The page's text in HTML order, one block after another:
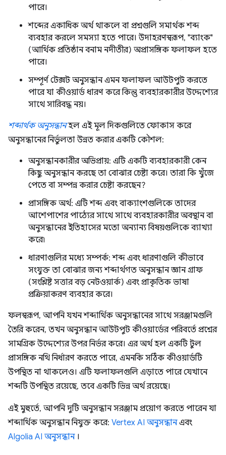
পারে।
শব্দের একাধিক অর্থ থাকলে বা প্রশ্নগুলি সমার্থক শব্দ
ব্যবহার করলে সমস্যা হতে পারে। উদাহরণস্বরূপ, "ব্যাংক"
(আর্থিক প্রতিষ্ঠান বনাম নদীতীর) অপ্রাসঙ্গিক ফলাফল হতে
পারে।
সম্পূর্ণ টেক্সট অনুসন্ধান এমন ফলাফল আউটপুট করতে
পারে যা কীওয়ার্ড ধারণ করে কিন্তু ব্যবহারকারীর উদ্দেশ্যের
সাথে সারিবদ্ধ নয়।
শব্দার্থক অনুসন্ধানহল এই মূল দিকগুলিতে ফোকাস করে
অনুসন্ধানের নির্ভুলতা উন্নত করার একটি কৌশল:
অনুসন্ধানকারীর অভিপ্রায়: এটি একটি ব্যবহারকারী কেন
কিছু অনুসন্ধান করছে তা বোঝার চেষ্টা করে। তারা কি খুঁজে
পেতে বা সম্পন্ন করার চেষ্টা করছেন?
প্রাসঙ্গিক অর্থ: এটি শব্দ এবং বাক্যাংশগুলিকে তাদের
আশেপাশের পাঠ্যের সাথে সাথে ব্যবহারকারীর অবস্থান বা
অনুসন্ধানের ইতিহাসের মতো অন্যান্য বিষয়গুলিকে ব্যাখ্যা
করে৷
ধারণাগুলির মধ্যে সম্পর্ক: শব্দ এবং ধারণাগুলি কীভাবে
সংযুক্ত তা বোঝার জন্য শব্দার্থগত অনুসন্ধান জ্ঞান গ্রাফ
(সংশ্লিষ্ট সত্তার বড় নেটওয়ার্ক) এবং প্রাকৃতিক ভাষা
প্রক্রিয়াকরণ ব্যবহার করে।
ফলস্বরূপ, আপনি যখন শব্দার্থিক অনুসন্ধানের সাথে সরঞ্জামগুলি
তৈরি করেন, তখন অনুসন্ধান আউটপুট কীওয়ার্ডের পরিবর্তে প্রশ্নের
সামগ্রিক উদ্দেশ্যের উপর নির্ভর করে। এর অর্থ হল একটি টুল
প্রাসঙ্গিক নথি নির্ধারণ করতে পারে, এমনকি সঠিক কীওয়ার্ডটি
উপস্থিত না থাকলেও। এটি ফলাফলগুলি এড়াতে পারে যেখানে
শব্দটি উপস্থিত রয়েছে, তবে একটি ভিন্ন অর্থ রয়েছে।
এই মুহুর্তে, আপনি দুটি অনুসন্ধান সরঞ্জাম প্রয়োগ করতে পারেন যা
শব্দার্থিক অনুসন্ধান নিযুক্ত করে: Vertex AI অনুসন্ধানএবং
Algolia AI অনুসন্ধান।